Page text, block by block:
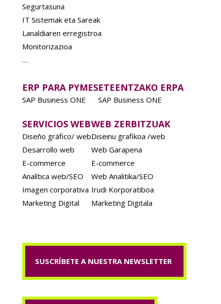
Segurtasuna
IT Sistemak eta Sareak
Lanaldiaren erregistroa
Monitorizazioa
…
ERP PARA PYMES
SAP Business ONE
ETEENTZAKO ERPA
SAP Business ONE
SERVICIOS WEB
Diseño gráfico/ web
Desarrollo web
E-commerce
Analítica web/SEO
Imagen corporativa
Marketing Digital
WEB ZERBITZUAK
Diseinu grafikoa /web
Web Garapena
E-commerce
Web Analitika/SEO
Irudi Korporatiboa
Marketing Digitala
SUSCRÍBETE A NUESTRA NEWSLETTER